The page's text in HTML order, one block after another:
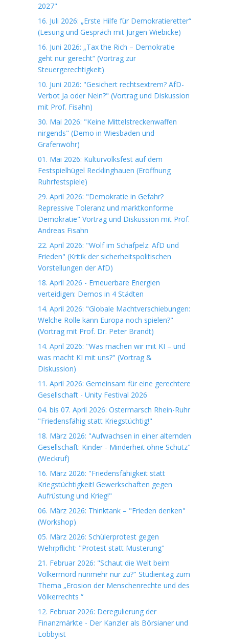
2027"
16. Juli 2026: „Erste Hilfe für Demokratieretter“
(Lesung und Gespräch mit Jürgen Wiebicke)
16. Juni 2026: „Tax the Rich – Demokratie
geht nur gerecht“ (Vortrag zur
Steuergerechtigkeit)
10. Juni 2026: "Gesichert rechtsextrem? AfD-
Verbot Ja oder Nein?" (Vortrag und Diskussion
mit Prof. Fisahn)
30. Mai 2026: "Keine Mittelstreckenwaffen
nirgends" (Demo in Wiesbaden und
Grafenwöhr)
01. Mai 2026: Kulturvolksfest auf dem
Festspielhügel Recklinghauen (Eröffnung
Ruhrfestspiele)
29. April 2026: "Demokratie in Gefahr?
Repressive Toleranz und marktkonforme
Demokratie" Vortrag und Diskussion mit Prof.
Andreas Fisahn
22. April 2026: "Wolf im Schafpelz: AfD und
Frieden" (Kritik der sicherheitspolitischen
Vorstellungen der AfD)
18. April 2026 - Erneuerbare Energien
verteidigen: Demos in 4 Städten
14. April 2026: "Globale Machtverschiebungen:
Welche Rolle kann Europa noch spielen?"
(Vortrag mit Prof. Dr. Peter Brandt)
14. April 2026: "Was machen wir mit KI – und
was macht KI mit uns?" (Vortrag &
Diskussion)
11. April 2026: Gemeinsam für eine gerechtere
Gesellschaft - Unity Festival 2026
04. bis 07. April 2026: Ostermarsch Rhein-Ruhr
"Friedensfähig statt Kriegstüchtig!"
18. März 2026: "Aufwachsen in einer alternden
Gesellschaft: Kinder - Minderheit ohne Schutz"
(Weckruf)
16. März 2026: "Friedensfähigkeit statt
Kriegstüchtigkeit! Gewerkschaften gegen
Aufrüstung und Krieg!"
06. März 2026: Thinktank – "Frieden denken"
(Workshop)
05. März 2026: Schülerprotest gegen
Wehrpflicht: "Protest statt Musterung"
21. Februar 2026: "Schaut die Welt beim
Völkermord nunmehr nur zu?" Studientag zum
Thema „Erosion der Menschenrechte und des
Völkerrechts “
12. Februar 2026: Deregulierung der
Finanzmärkte - Der Kanzler als Börsianer und
Lobbyist